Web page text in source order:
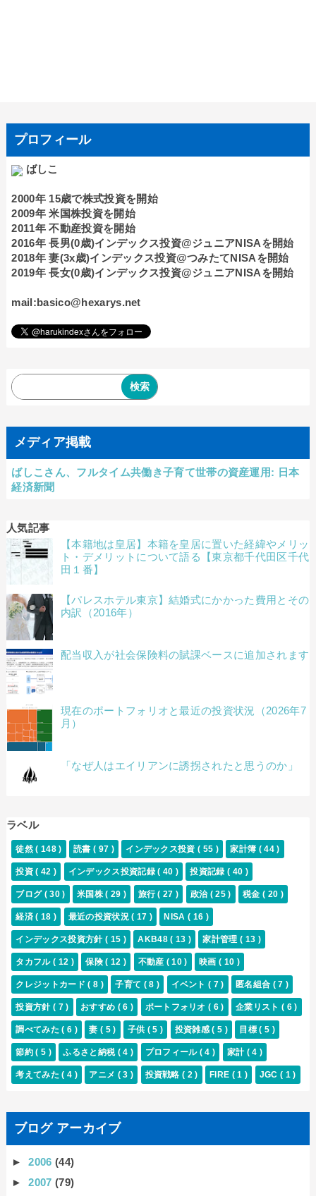
プロフィール
ばしこ
2000年 15歳で株式投資を開始
2009年 米国株投資を開始
2011年 不動産投資を開始
2016年 長男(0歳)インデックス投資@ジュニアNISAを開始
2018年 妻(3x歳)インデックス投資@つみたてNISAを開始
2019年 長女(0歳)インデックス投資@ジュニアNISAを開始
mail:basico@hexarys.net
メディア掲載
ばしこさん、フルタイム共働き子育て世帯の資産運用: 日本
経済新聞
人気記事
【本籍地は皇居】本籍を皇居に置いた経緯やメリッ
ト・デメリットについて語る【東京都千代田区千代
田１番】
【パレスホテル東京】結婚式にかかった費用とその
内訳（2016年）
配当収入が社会保険料の賦課ベースに追加されます
現在のポートフォリオと最近の投資状況（2026年7
月）
「なぜ人はエイリアンに誘拐されたと思うのか」
ラベル
徒然( 148 ) 読書 ( 97 ) インデックス投資( 55 ) 家計簿 ( 44 )
投資( 42 ) インデックス投資記録( 40 ) 投資記録( 40 )
ブログ ( 30 ) 米国株( 29 ) 旅行( 27 ) 政治 ( 25 ) 税金 ( 20 )
経済( 18 ) 最近の投資状況( 17 ) NISA( 16 )
インデックス投資方針 ( 15 ) AKB48( 13 ) 家計管理( 13 )
タカフル( 12 ) 保険( 12 ) 不動産 ( 10 ) 映画( 10 )
クレジットカード( 8 ) 子育て ( 8 ) イベント( 7 ) 匿名組合 ( 7 )
投資方針( 7 ) おすすめ ( 6 ) ポートフォリオ( 6 ) 企業リスト ( 6 )
調べてみた( 6 ) 妻 ( 5 ) 子供 ( 5 ) 投資雑感( 5 ) 目標( 5 )
節約( 5 ) ふるさと納税 ( 4 ) プロフィール ( 4 ) 家計 ( 4 )
考えてみた( 4 ) アニメ ( 3 ) 投資戦略( 2 ) FIRE ( 1 ) JGC ( 1 )
ブログ アーカイブ
►2006(44)
►2007(79)